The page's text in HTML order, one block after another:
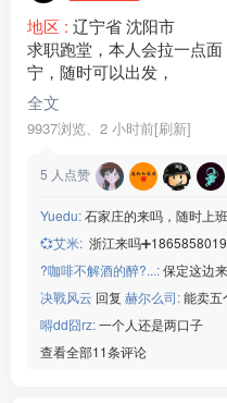
地区 : 辽宁省 沈阳市
求职跑堂，本人会拉一点
宁，随时可以出发，
全文
9937浏览、 2 小时前[刷新]
5 人点赞
Yuedu:石家庄的来吗，随时上班
💞艾米: 浙江来吗
?咖啡不解酒的醉?...:保定这边
决戰风云 回复 赫尔么司:能卖五
嘚dd囧rz:一个人还是两口子
查看全部11条评论